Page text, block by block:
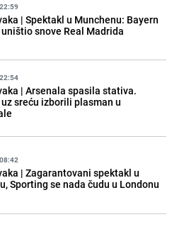
| Spektakl u Munchenu: Bayern
snove Real Madrida
| Arsenala spasila stativa.
sreću izborili plasman u
| Zagarantovani spektakl u
Sporting se nada čudu u Londonu